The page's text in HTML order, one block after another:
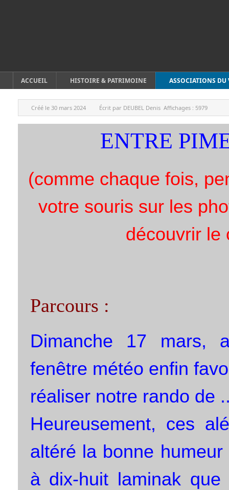
ACCUEIL HISTOIRE & PATRIMOINE ASSOCIATIONS DU
Créé le 30 mars 2024 Écrit par DEUBEL Denis Affichages : 5979
ENTRE
(comme chaque fois,
votre souris sur les
découvrir le
Parcours :
Dimanche 17 mars,
fenêtre météo enfin
réaliser notre rando de
Heureusement, ces
altéré la bonne
à dix-huit laminak